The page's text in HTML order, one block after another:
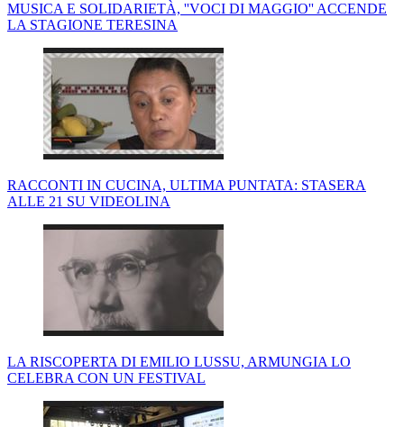
MUSICA E SOLIDARIETÀ, ''VOCI DI MAGGIO'' ACCENDE
LA STAGIONE TERESINA
RACCONTI IN CUCINA, ULTIMA PUNTATA: STASERA
ALLE 21 SU VIDEOLINA
LA RISCOPERTA DI EMILIO LUSSU, ARMUNGIA LO
CELEBRA CON UN FESTIVAL